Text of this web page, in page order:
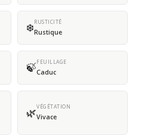
❄️RUSTICITÉ
Rustique
🍃FEUILLAGE
Caduc
🌿VÉGÉTATION
Vivace